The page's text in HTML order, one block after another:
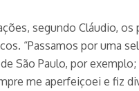
segundo Cláudio,
“Passamos por uma
São Paulo, por
me aperfeiçoei e fiz